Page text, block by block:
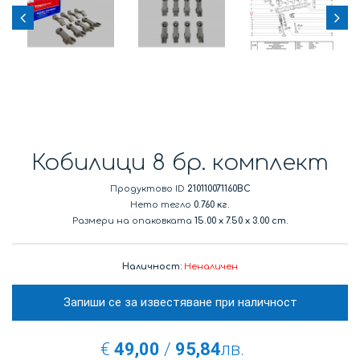
Кобилици 8 бр. комплект
Продуктово ID 210110071160BC
Нето тегло 0.760 кг.
Размери на опаковката 15.00 x7.50 x3.00 cm.
Наличност: Неналичен
Запиши се за известяване при наличност
€ 49,00 / 95,84лв.